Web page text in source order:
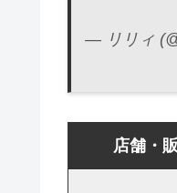
— リリィ
店舗・